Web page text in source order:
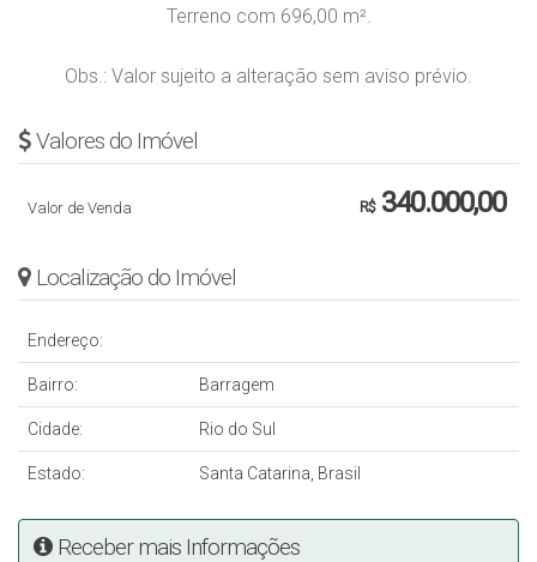
Terreno com 696,00 m².
Obs.: Valor sujeito a alteração sem aviso prévio.
Valores do Imóvel
R$340.000,00
Valor de Venda
Localização do Imóvel
Endereço:
Bairro: Barragem
Cidade: Rio do Sul
Estado: Santa Catarina, Brasil
Receber mais Informações